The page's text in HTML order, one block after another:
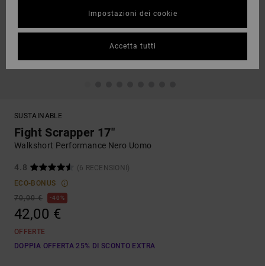
SUSTAINABLE
Fight Scrapper 17"
Walkshort Performance Nero Uomo
4.8
(6 RECENSIONI)
ECO-BONUS
70,00 €
40%
42,00 €
OFFERTE
DOPPIA OFFERTA 25% DI SCONTO EXTRA
Impostazioni dei cookie
Accetta tutti